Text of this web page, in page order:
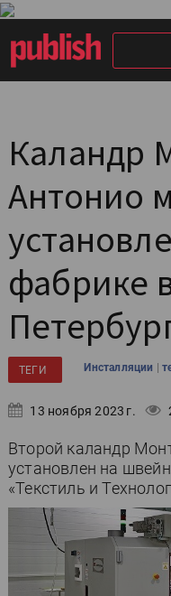
Каландр
Антонио
фабрике
ТЕГИ Инсталляции |
13 ноября 2023 г.
Второй каландр
установлен на
«Текстиль и